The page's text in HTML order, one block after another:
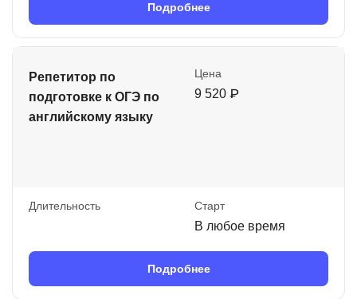
Подробнее
Репетитор по
подготовке к ОГЭ по
английскому языку
Цена
9 520 ₽
Длительность Старт
В любое время
Подробнее